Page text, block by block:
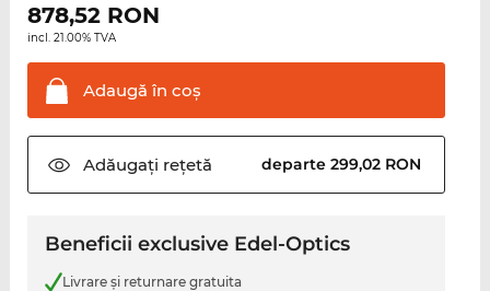
878,52RON
incl. 21.00% TVA
Adaugă în coş
Adăugați rețetă departe 299,02 RON
Beneficii exclusive Edel-Optics
Livrare şi returnare gratuita